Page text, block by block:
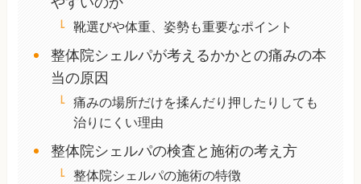
靴選びや体重、姿勢も重要なポイント
整体院シェルパが考えるかかとの痛みの本
当の原因
痛みの場所だけを揉んだり押したりしても
治りにくい理由
整体院シェルパの検査と施術の考え方
整体院シェルパの施術の特徴